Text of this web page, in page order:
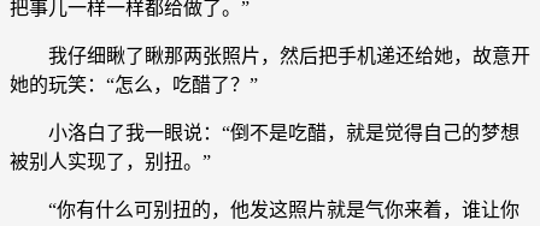
把事儿一样一样都给做了。”
我仔细瞅了瞅那两张照片，然后把手机递还给她，故意开
她的玩笑：“怎么，吃醋了？”
小洛白了我一眼说：“倒不是吃醋，就是觉得自己的梦想
被别人实现了，别扭。”
“你有什么可别扭的，他发这照片就是气你来着，谁让你